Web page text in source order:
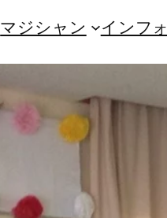
マジシャン インフォ